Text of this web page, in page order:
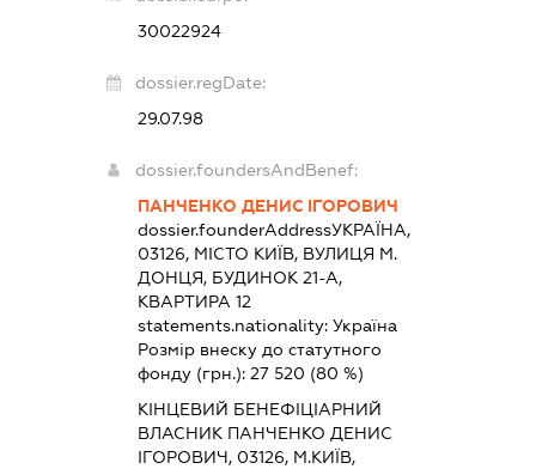
30022924
dossier.regDate:
29.07.98
dossier.foundersAndBenef:
ПАНЧЕНКО ДЕНИС ІГОРОВИЧ
dossier.founderAddressУКРАЇНА,
03126, МІСТО КИЇВ, ВУЛИЦЯ М.
ДОНЦЯ, БУДИНОК 21-А,
КВАРТИРА 12
statements.nationality:Україна
Розмір внеску до статутного
фонду (грн.):27 520 (80 %)
КІНЦЕВИЙ БЕНЕФІЦІАРНИЙ
ВЛАСНИК ПАНЧЕНКО ДЕНИС
ІГОРОВИЧ, 03126, М.КИЇВ,